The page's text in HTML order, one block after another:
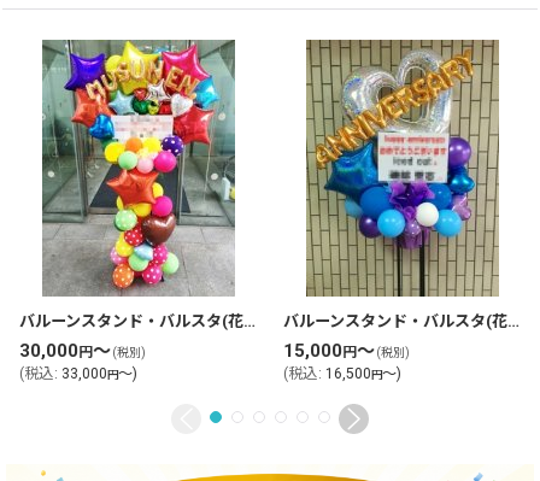
バルーンスタンド・バルスタ(花なし)(tlb-bs-04)
30,000円～(税別)
(税込: 33,000円～)
バルーンスタンド・バルスタ(花なし)(tlb-bs-17)
15,000円～(税別)
(税込: 16,500円～)